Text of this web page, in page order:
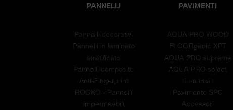
PANNELLI
Pannelli decorativi
Pannelli in laminato
stratificato
Pannelli composito
Anti-Fingerprint
ROCKO - Pannelli
impermeabili
PAVIMENTI
AQUA PRO WOOD
FLOORganic XPT
AQUA PRO supreme
AQUA PRO select
Laminati
Pavimento SPC
Accessori